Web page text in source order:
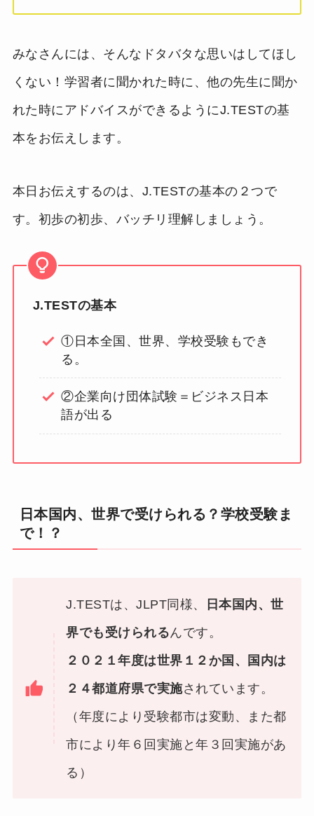
みなさんには、そんなドタバタな思いはしてほし
くない！学習者に聞かれた時に、他の先生に聞か
れた時にアドバイスができるようにJ.TESTの基
本をお伝えします。
本日お伝えするのは、J.TESTの基本の２つで
す。初歩の初歩、バッチリ理解しましょう。
J.TESTの基本
①日本全国、世界、学校受験もでき
る。
②企業向け団体試験＝ビジネス日本
語が出る
日本国内、世界で受けられる？学校受験ま
で！？
J.TESTは、JLPT同様、
日本国内、世
界でも受けられるんです。
２０２１年度は世界１２か国、国内は
２４都道府県で実施されています。
（年度により受験都市は変動、また都
市により年６回実施と年３回実施があ
る）